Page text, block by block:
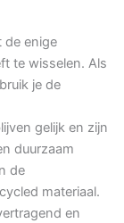
de enige
te wisselen. Als
je de
gelijk en zijn
duurzaam
de
materiaal.
en